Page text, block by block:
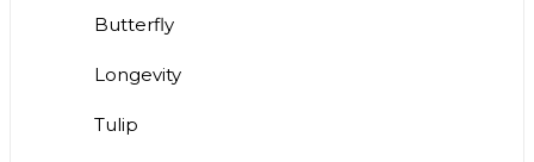
Butterfly
Longevity
Tulip